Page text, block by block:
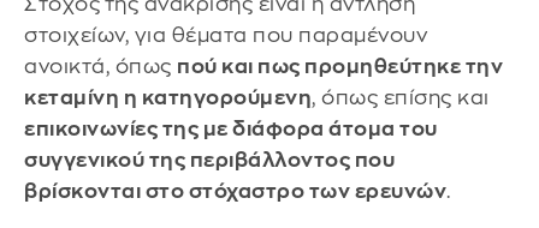
στοιχείων, για θέματα που παραμένουν
ανοικτά, όπως πού και πως προμηθεύτηκε την
κεταμίνη η κατηγορούμενη, όπως επίσης και
επικοινωνίες της με διάφορα άτομα του
συγγενικού της περιβάλλοντος που
βρίσκονται στο στόχαστρο των ερευνών.